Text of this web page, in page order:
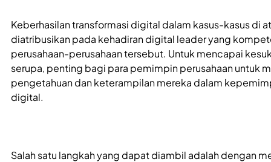
Keberhasilan transformasi digital dalam kasus-kasus di
diatribusikan pada kehadiran digital leader yang
perusahaan-perusahaan tersebut. Untuk mencapai
serupa, penting bagi para pemimpin perusahaan untuk
pengetahuan dan keterampilan mereka dalam
digital.
Salah satu langkah yang dapat diambil adalah dengan